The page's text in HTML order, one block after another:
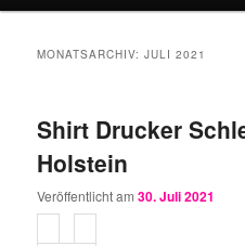
MONATSARCHIV:JULI 2021
Shirt Drucker
Holstein
Veröffentlicht am30. Juli 2021